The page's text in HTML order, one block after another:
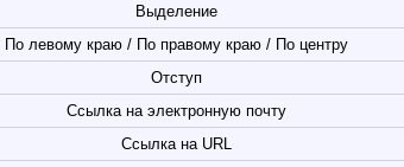
Выделение
По левому краю / По правому краю / По центру
Отступ
Ссылка на электронную почту
Ссылка на URL